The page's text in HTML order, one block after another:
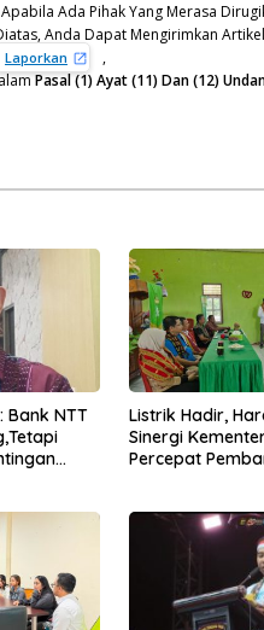
Apabila Ada Pihak Yang Merasa
Anda Dapat Mengirimkan
Laporkan
,
Pasal (1) Ayat (11) Dan (12)
Bank NTT
Listrik Hadir,
Sinergi
Percepat